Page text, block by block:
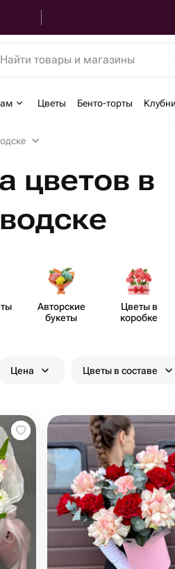
Найти товары и магазины
Цветы Бенто-торты
цветов в
Авторские
букеты
Цветы в
коробке
Цена Цветы в составе